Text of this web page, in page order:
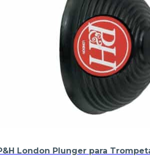
London Plunger para